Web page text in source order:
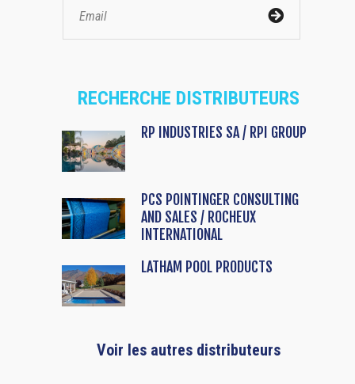
RECHERCHE DISTRIBUTEURS
RP INDUSTRIES SA / RPI GROUP
PCS POINTINGER CONSULTING
AND SALES / ROCHEUX
INTERNATIONAL
LATHAM POOL PRODUCTS
Voir les autres distributeurs